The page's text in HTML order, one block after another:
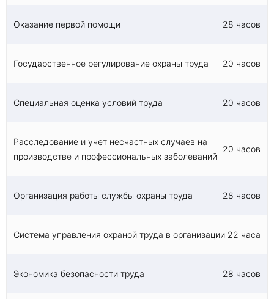
Оказание первой помощи 28 часов
Государственное регулирование охраны труда 20 часов
Специальная оценка условий труда 20 часов
Расследование и учет несчастных случаев на
производстве и профессиональных заболеваний
20 часов
Организация работы службы охраны труда 28 часов
Система управления охраной труда в организации 22 часа
Экономика безопасности труда 28 часов